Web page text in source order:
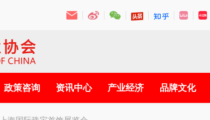
政策咨询 资讯中心 产业经济 品牌文化